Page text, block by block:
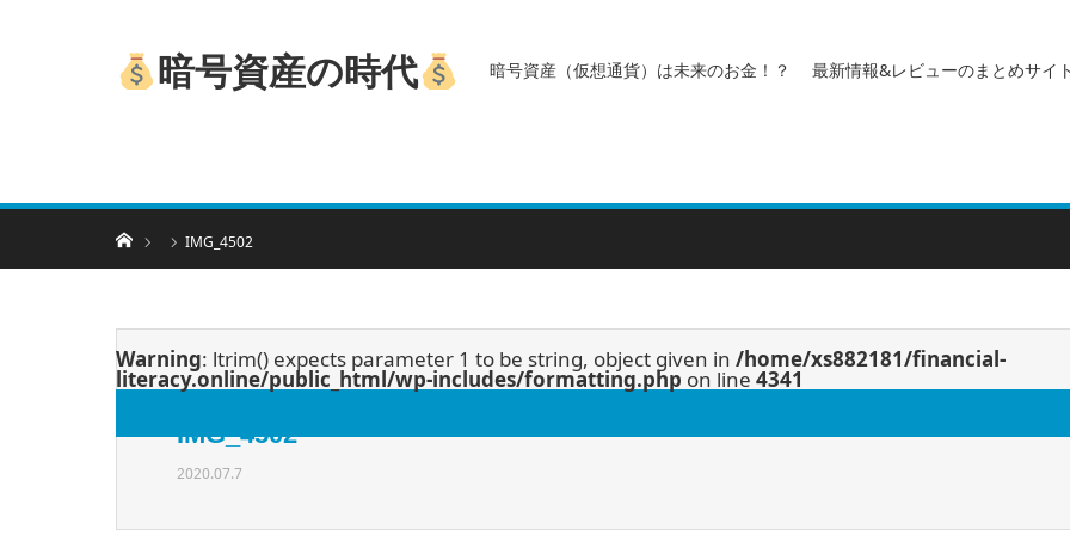
暗号資産の時代 暗号資産（仮想通貨）は未来のお金！？ 最新情報&レビューのまとめサイ
ホーム IMG_4502
Warning: ltrim() expects parameter 1 to be string, object given in /home/xs882181/financial-
literacy.online/public_html/wp-includes/formatting.php on line 4341
IMG_4502
2020.07.7